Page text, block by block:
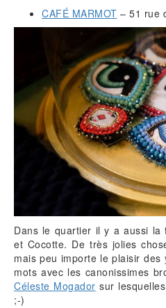
CAFÉ MARMOT – 51 rue
Dans le quartier il y a aussi la
et Cocotte. De très jolies
mais peu importe le plaisir
mots avec les canonissimes
Céleste Mogador sur
;-)